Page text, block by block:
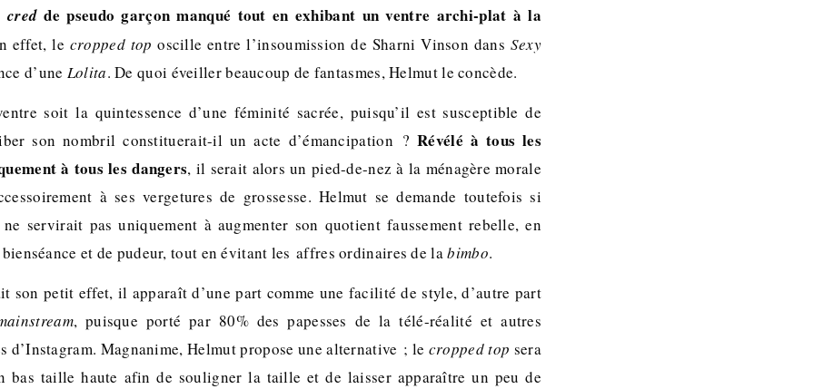
credde pseudo garçon manqué tout en exhibant un ventre archi-plat à la
effet, le cropped top oscille entre l’insoumission de Sharni Vinson dans Sexy
d’une Lolita. De quoi éveiller beaucoup de fantasmes, Helmut le concède.
soit la quintessence d’une féminité sacrée, puisqu’il est susceptible de
son nombril constituerait-il un acte d’émancipation ? Révélé à tous les
à tous les dangers, il serait alors un pied-de-nez à la ménagère morale
à ses vergetures de grossesse. Helmut se demande toutefois si
servirait pas uniquement à augmenter son quotient faussement rebelle, en
et de pudeur, tout en évitant les affres ordinaires de labimbo.
son petit effet, il apparaît d’une part comme une facilité de style, d’autre part
, puisque porté par 80% des papesses de la télé-réalité et autres
d’Instagram. Magnanime, Helmut propose une alternative ; le cropped top sera
bas taille haute afin de souligner la taille et de laisser apparaître un peu de